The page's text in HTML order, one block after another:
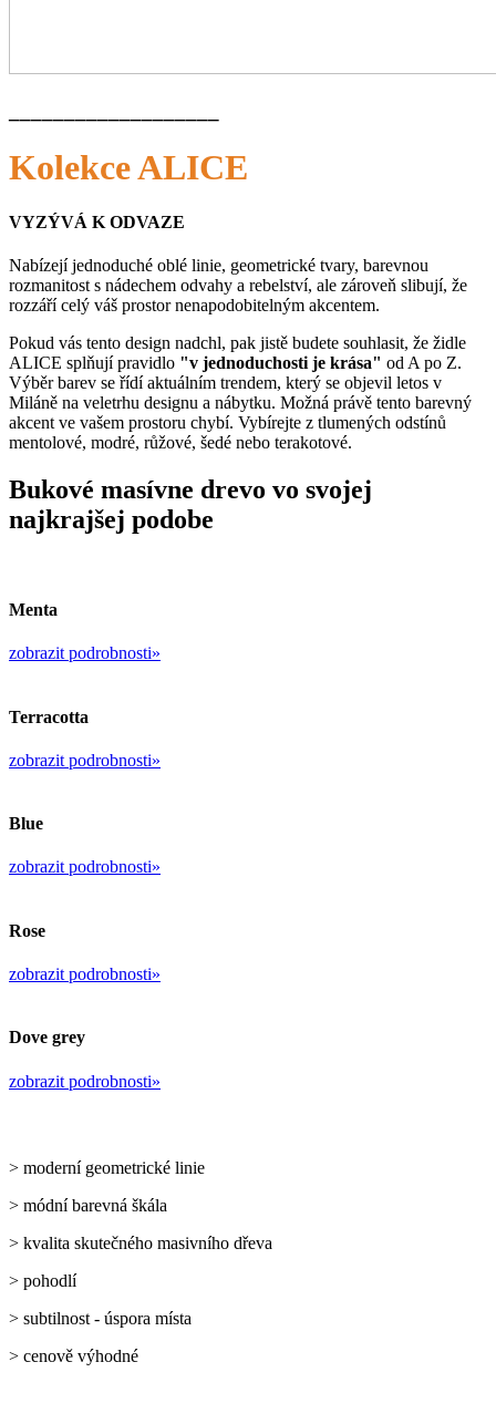
Kolekce ALICE
VYZÝVÁ K ODVAZE
Nabízejí jednoduché oblé linie, geometrické tvary, barevnou
rozmanitost s nádechem odvahy a rebelství, ale zároveň slibují, že
rozzáří celý váš prostor nenapodobitelným akcentem.
Pokud vás tento design nadchl, pak jistě budete souhlasit, že židle
ALICE splňují pravidlo "v jednoduchosti je krása" od A po Z.
Výběr barev se řídí aktuálním trendem, který se objevil letos v
Miláně na veletrhu designu a nábytku. Možná právě tento barevný
akcent ve vašem prostoru chybí. Vybírejte z tlumených odstínů
mentolové, modré, růžové, šedé nebo terakotové.
Bukové masívne drevo vo svojej
najkrajšej podobe
Menta
zobrazit podrobnosti»
Terracotta
zobrazit podrobnosti»
Blue
zobrazit podrobnosti»
Rose
zobrazit podrobnosti»
Dove grey
zobrazit podrobnosti»
> moderní geometrické linie
> módní barevná škála
> kvalita skutečného masivního dřeva
> pohodlí
> subtilnost - úspora místa
> cenově výhodné